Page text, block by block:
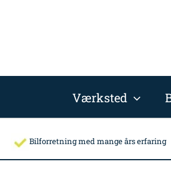
Værksted
Bilforretning med mange års erfaring